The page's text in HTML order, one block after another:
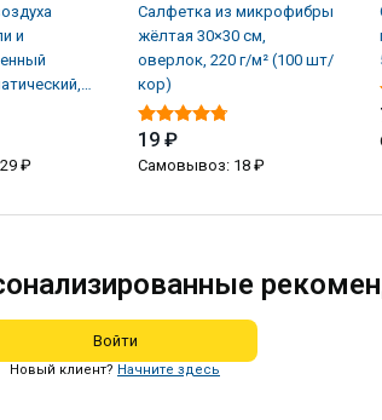
и
₽
Салфетка из микрофибры
жёлтая 30×30 см,
оверлок, 220 г/м² (100 шт/
кор)
19 ₽
Самовывоз: 18 ₽
Войти
Новый клиент? Начните здесь